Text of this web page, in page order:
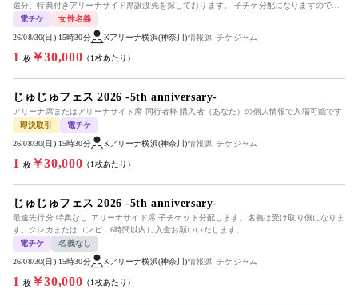
選分、特典付きアリーナサイド席譲渡先を探しております。 子チケ分配になりますので本
人確認はご自身の物で...
電チケ 女性名義
26/08/30(日) 15時30分 Kアリーナ横浜(神奈川)情報源: チケジャム
1 枚￥30,000 （1枚あたり）
じゅじゅフェス 2026 -5th anniversary-
アリーナ席またはアリーナサイド席 同行者枠 購入者（あなた）の個人情報で入場可能です
即決取引
電チケ
26/08/30(日) 15時30分 Kアリーナ横浜(神奈川)情報源: チケジャム
1 枚￥30,000 （1枚あたり）
じゅじゅフェス 2026 -5th anniversary-
最速先行分 特典なし アリーナサイド席 子チケット分配します。名義は受け取り側になりま
す。クレカまたはコンビニ6時間以内に入金お願いいたします。
電チケ
名義なし
26/08/30(日) 15時30分 Kアリーナ横浜(神奈川)情報源: チケジャム
1 枚￥30,000 （1枚あたり）